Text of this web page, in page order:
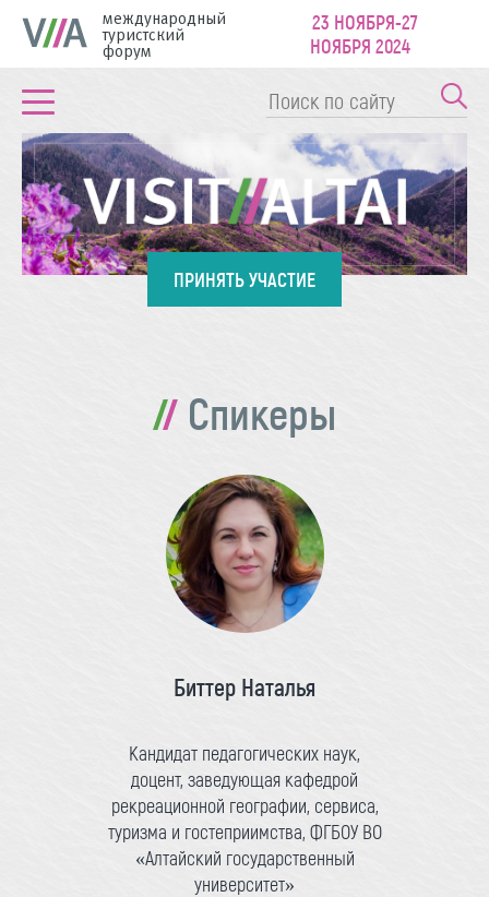
международный
туристский
форум
23 НОЯБРЯ-27
НОЯБРЯ 2024
ПРИНЯТЬ УЧАСТИЕ
Спикеры
Биттер Наталья
Кандидат педагогических наук,
доцент, заведующая кафедрой
рекреационной географии, сервиса,
туризма и гостеприимства, ФГБОУ ВО
«Алтайский государственный
университет»